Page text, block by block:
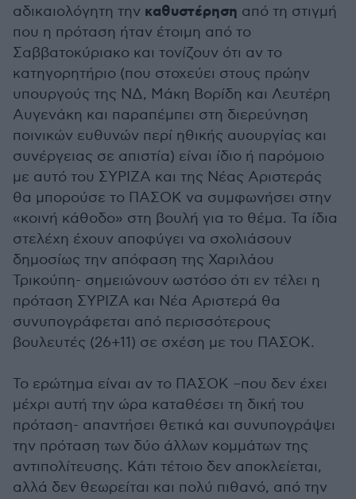
αδικαιολόγητη την καθυστέρηση από τη στιγμή
που η πρόταση ήταν έτοιμη από το
Σαββατοκύριακο και τονίζουν ότι αν το
κατηγορητήριο (που στοχεύει στους πρώην
υπουργούς της ΝΔ, Μάκη Βορίδη και Λευτέρη
Αυγενάκη και παραπέμπει στη διερεύνηση
ποινικών ευθυνών περί ηθικής αυουργίας και
συνέργειας σε απιστία) είναι ίδιο ή παρόμοιο
με αυτό του ΣΥΡΙΖΑ και της Νέας Αριστεράς
θα μπορούσε το ΠΑΣΟΚ να συμφωνήσει στην
«κοινή κάθοδο» στη βουλή για το θέμα. Τα ίδια
στελέχη έχουν αποφύγει να σχολιάσουν
δημοσίως την απόφαση της Χαριλάου
Τρικούπη- σημειώνουν ωστόσο ότι εν τέλει η
πρόταση ΣΥΡΙΖΑ και Νέα Αριστερά θα
συνυπογράφεται από περισσότερους
βουλευτές (26+11) σε σχέση με του ΠΑΣΟΚ.
Το ερώτημα είναι αν το ΠΑΣΟΚ –που δεν έχει
μέχρι αυτή την ώρα καταθέσει τη δική του
πρόταση- απαντήσει θετικά και συνυπογράψει
την πρόταση των δύο άλλων κομμάτων της
αντιπολίτευσης. Κάτι τέτοιο δεν αποκλείεται,
αλλά δεν θεωρείται και πολύ πιθανό, από την